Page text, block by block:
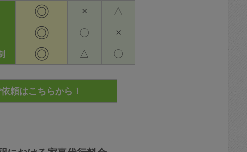
◎ × △
◎ 〇 ×
◎ △ 〇